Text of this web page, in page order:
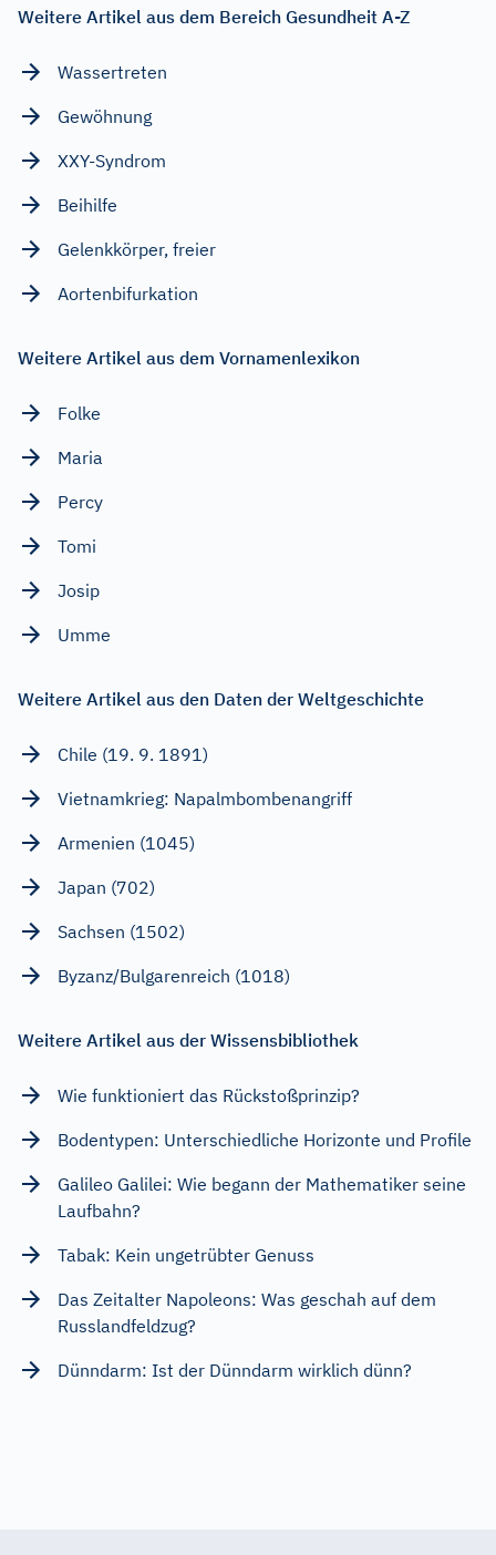
Weitere Artikel aus dem Bereich Gesundheit A-Z
Wassertreten
Gewöhnung
XXY-Syndrom
Beihilfe
Gelenkkörper, freier
Aortenbifurkation
Weitere Artikel aus dem Vornamenlexikon
Folke
Maria
Percy
Tomi
Josip
Umme
Weitere Artikel aus den Daten der Weltgeschichte
Chile (19. 9. 1891)
Vietnamkrieg: Napalmbombenangriff
Armenien (1045)
Japan (702)
Sachsen (1502)
Byzanz/Bulgarenreich (1018)
Weitere Artikel aus der Wissensbibliothek
Wie funktioniert das Rückstoßprinzip?
Bodentypen: Unterschiedliche Horizonte und Profile
Galileo Galilei: Wie begann der Mathematiker seine
Laufbahn?
Tabak: Kein ungetrübter Genuss
Das Zeitalter Napoleons: Was geschah auf dem
Russlandfeldzug?
Dünndarm: Ist der Dünndarm wirklich dünn?